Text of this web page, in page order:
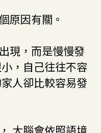
原因有關。
現，而是慢慢發
，自己往往不容
人卻比較容易發
大腦會依照語境